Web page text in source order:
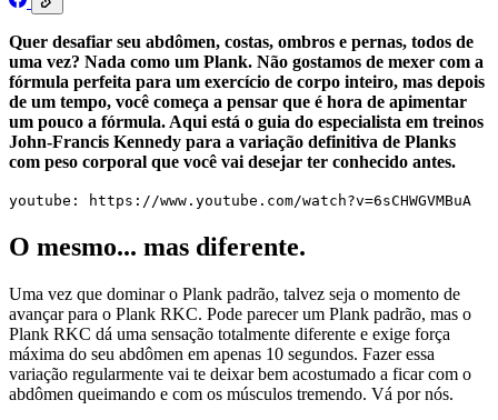
Quer desafiar seu abdômen, costas, ombros e pernas, todos de
uma vez? Nada como um Plank. Não gostamos de mexer com a
fórmula perfeita para um exercício de corpo inteiro, mas depois
de um tempo, você começa a pensar que é hora de apimentar
um pouco a fórmula. Aqui está o guia do especialista em treinos
John-Francis Kennedy para a variação definitiva de Planks
com peso corporal que você vai desejar ter conhecido antes.
youtube: https://www.youtube.com/watch?v=6sCHWGVMBuA
O mesmo... mas diferente.
Uma vez que dominar o Plank padrão, talvez seja o momento de
avançar para o Plank RKC. Pode parecer um Plank padrão, mas o
Plank RKC dá uma sensação totalmente diferente e exige força
máxima do seu abdômen em apenas 10 segundos. Fazer essa
variação regularmente vai te deixar bem acostumado a ficar com o
abdômen queimando e com os músculos tremendo. Vá por nós.